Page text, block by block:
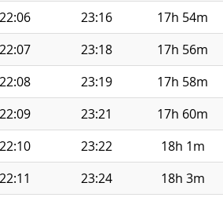
22:06 23:16
17h 54m
22:07 23:18
17h 56m
22:08 23:19
17h 58m
22:09 23:21
17h 60m
22:10 23:22
18h 1m
22:11 23:24
18h 3m